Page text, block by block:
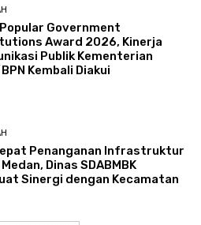
Government
Award 2026, Kinerja
Publik Kementerian
Kembali Diakui
Penanganan Infrastruktur
Dinas SDABMBK
Sinergi dengan Kecamatan